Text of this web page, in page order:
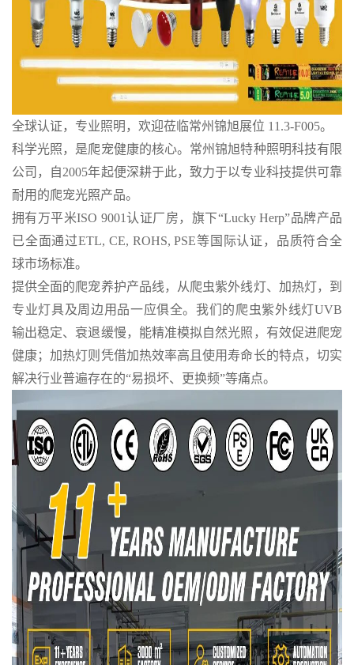
全球认证，专业照明，欢迎莅临常州锦旭展位 11.3-F005。
科学光照，是爬宠健康的核心。常州锦旭特种照明科技有限
公司，自2005年起便深耕于此，致力于以专业科技提供可靠
耐用的爬宠光照产品。
拥有万平米ISO 9001认证厂房，旗下“Lucky Herp”品牌产品
已全面通过ETL, CE, ROHS, PSE等国际认证，品质符合全
球市场标准。
提供全面的爬宠养护产品线，从爬虫紫外线灯、加热灯，到
专业灯具及周边用品一应俱全。我们的爬虫紫外线灯UVB
输出稳定、衰退缓慢，能精准模拟自然光照，有效促进爬宠
健康；加热灯则凭借加热效率高且使用寿命长的特点，切实
解决行业普遍存在的“易损坏、更换频”等痛点。